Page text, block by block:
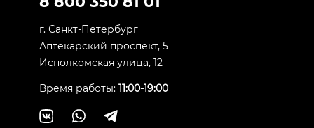
г. Санкт-Петербург
Аптекарский проспект, 5
Исполкомская улица, 12
Время работы: 11:00-19:00